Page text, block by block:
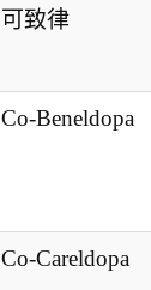
可致律
Co-Beneldopa
Co-Careldopa